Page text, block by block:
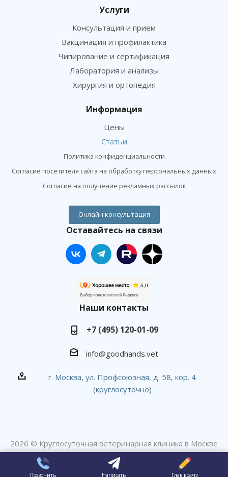
Услуги
Консультация и прием
Вакцинация и профилактика
Чипирование и сертификация
Лаборатория и анализы
Хирургия и ортопедия
Информация
Цены
Статьи
Политика конфиденциальности
Согласие посетителя сайта на обработку персональных данных
Согласие на получение рекламных рассылок
Онлайн консультация
Оставайтесь на связи
Наши контакты
+7 (495) 120-01-09
info@goodhands.vet
г. Москва, ул. Профсоюзная, д. 58, кор. 4
(круглосуточно)
2026 © Круглосуточная ветеринарная клиника в Москве
#вДобрыеРуки
Позвонить Написать Глав.врачу